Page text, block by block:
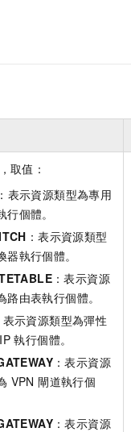
取值：
：表示資源類型為專用
行個體。
：表示資源類型
器執行個體。
：表示資源
路由表執行個體。
表示資源類型為彈性
執行個體。
：表示資源
VPN 閘道執行個
：表示資源